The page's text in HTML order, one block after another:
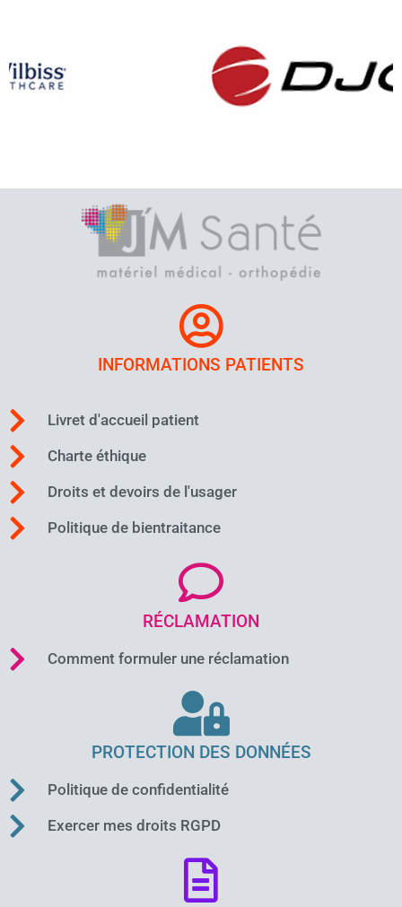
INFORMATIONS PATIENTS
Livret d'accueil patient
Charte éthique
Droits et devoirs de l'usager
Politique de bientraitance
RÉCLAMATION
Comment formuler une réclamation
PROTECTION DES DONNÉES
Politique de confidentialité
Exercer mes droits RGPD